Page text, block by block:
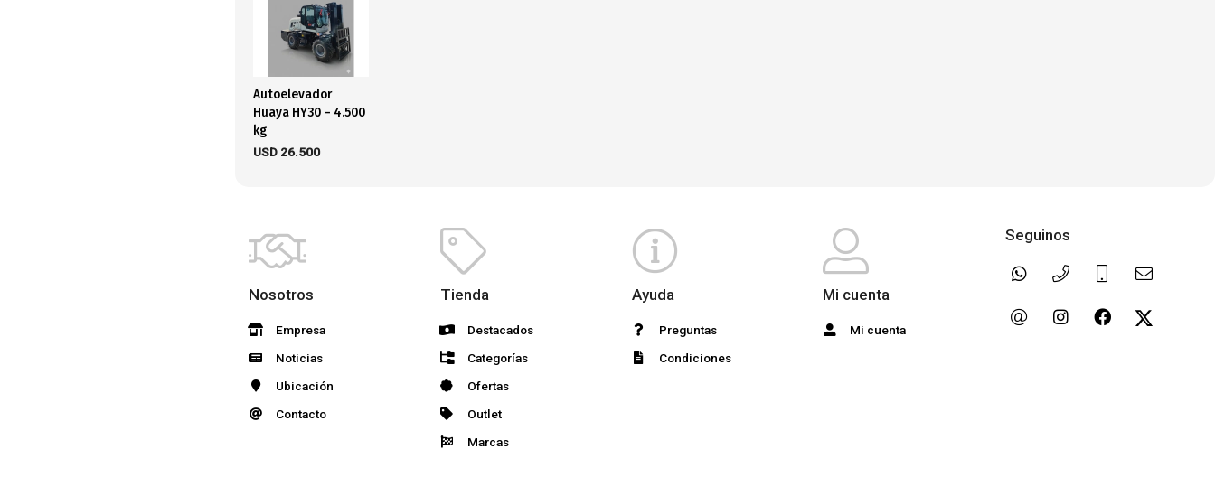
Autoelevador
Huaya HY30 – 4.500
kg
USD 26.500
Nosotros
Empresa
Noticias
Ubicación
Contacto
Tienda
Destacados
Categorías
Ofertas
Outlet
Marcas
Ayuda
Preguntas
Condiciones
Mi cuenta
Mi cuenta
Seguinos